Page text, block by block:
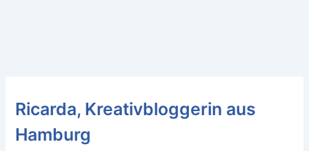
Ricarda, Kreativbloggerin aus
Hamburg